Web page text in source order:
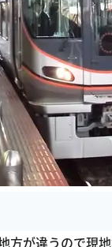
方が違うので現